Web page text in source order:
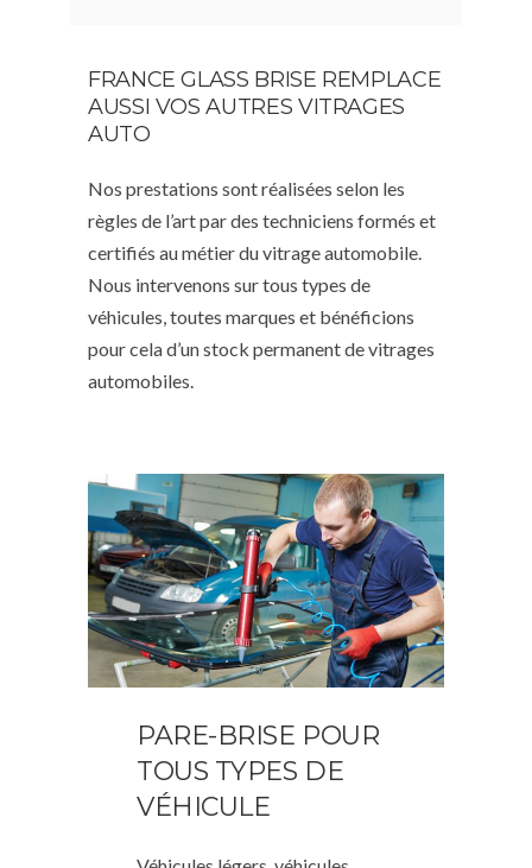
FRANCE GLASS BRISE REMPLACE
AUSSI VOS AUTRES VITRAGES
AUTO
Nos prestations sont réalisées selon les
règles de l’art par des techniciens formés et
certifiés au métier du vitrage automobile.
Nous intervenons sur tous types de
véhicules, toutes marques et bénéficions
pour cela d’un stock permanent de vitrages
automobiles.
PARE-BRISE POUR
TOUS TYPES DE
VÉHICULE